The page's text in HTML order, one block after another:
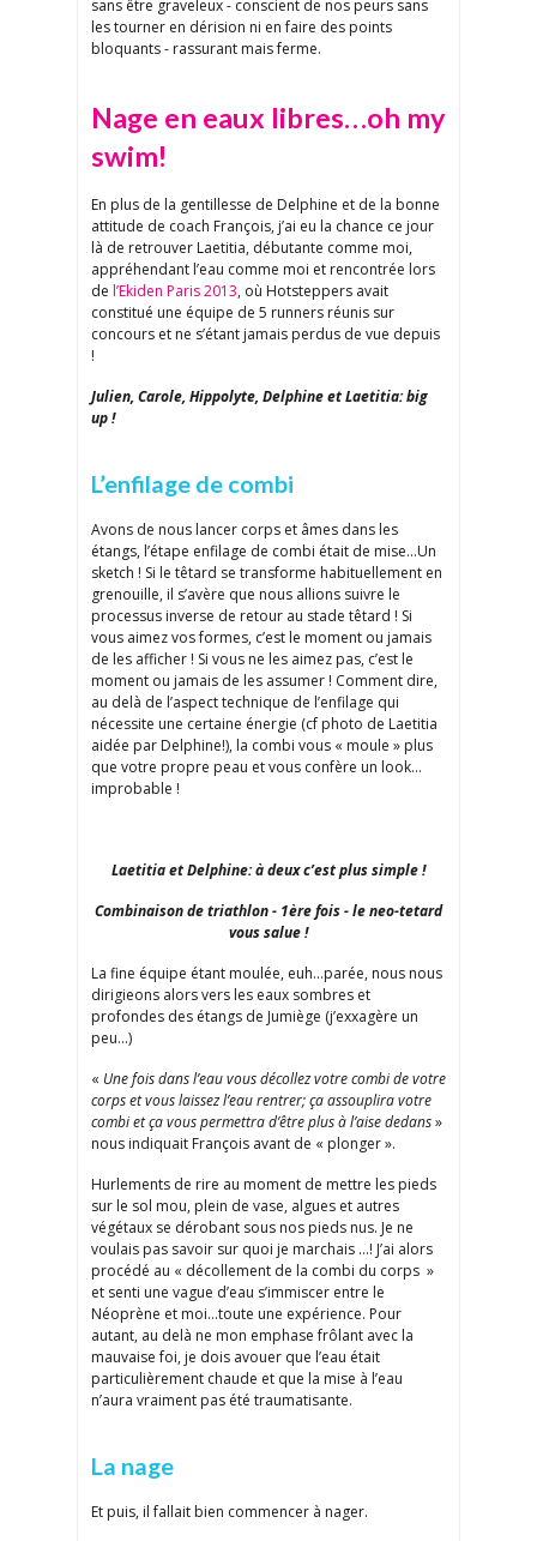
sans être graveleux - conscient de nos peurs sans
les tourner en dérision ni en faire des points
bloquants - rassurant mais ferme.
Nage en eaux libres…oh my
swim!
En plus de la gentillesse de Delphine et de la bonne
attitude de coach François, j’ai eu la chance ce jour
là de retrouver Laetitia, débutante comme moi,
appréhendant l’eau comme moi et rencontrée lors
de l’Ekiden Paris 2013, où Hotsteppers avait
constitué une équipe de 5 runners réunis sur
concours et ne s’étant jamais perdus de vue depuis
!
Julien, Carole, Hippolyte, Delphine et Laetitia: big
up !
L’enfilage de combi
Avons de nous lancer corps et âmes dans les
étangs, l’étape enfilage de combi était de mise…Un
sketch ! Si le têtard se transforme habituellement en
grenouille, il s’avère que nous allions suivre le
processus inverse de retour au stade têtard ! Si
vous aimez vos formes, c’est le moment ou jamais
de les afficher ! Si vous ne les aimez pas, c’est le
moment ou jamais de les assumer ! Comment dire,
au delà de l’aspect technique de l’enfilage qui
nécessite une certaine énergie (cf photo de Laetitia
aidée par Delphine!), la combi vous « moule » plus
que votre propre peau et vous confère un look…
improbable !
Laetitia et Delphine: à deux c’est plus simple !
Combinaison de triathlon - 1ère fois - le neo-tetard
vous salue !
La fine équipe étant moulée, euh…parée, nous nous
dirigieons alors vers les eaux sombres et
profondes des étangs de Jumiège (j’exxagère un
peu…)
« Une fois dans l’eau vous décollez votre combi de votre
corps et vous laissez l’eau rentrer; ça assouplira votre
combi et ça vous permettra d’être plus à l’aise dedans»
nous indiquait François avant de « plonger ».
Hurlements de rire au moment de mettre les pieds
sur le sol mou, plein de vase, algues et autres
végétaux se dérobant sous nos pieds nus. Je ne
voulais pas savoir sur quoi je marchais …! J’ai alors
procédé au « décollement de la combi du corps »
et senti une vague d’eau s’immiscer entre le
Néoprène et moi…toute une expérience. Pour
autant, au delà ne mon emphase frôlant avec la
mauvaise foi, je dois avouer que l’eau était
particulièrement chaude et que la mise à l’eau
n’aura vraiment pas été traumatisante.
La nage
Et puis, il fallait bien commencer à nager.